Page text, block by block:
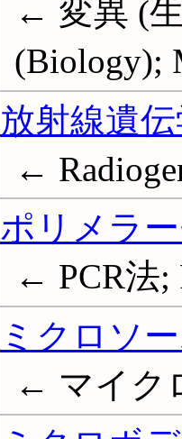
← 変異 (
(Biology);
放射線遺
←
ポリメラ
← PCR法;
ミクロソ
← マイク